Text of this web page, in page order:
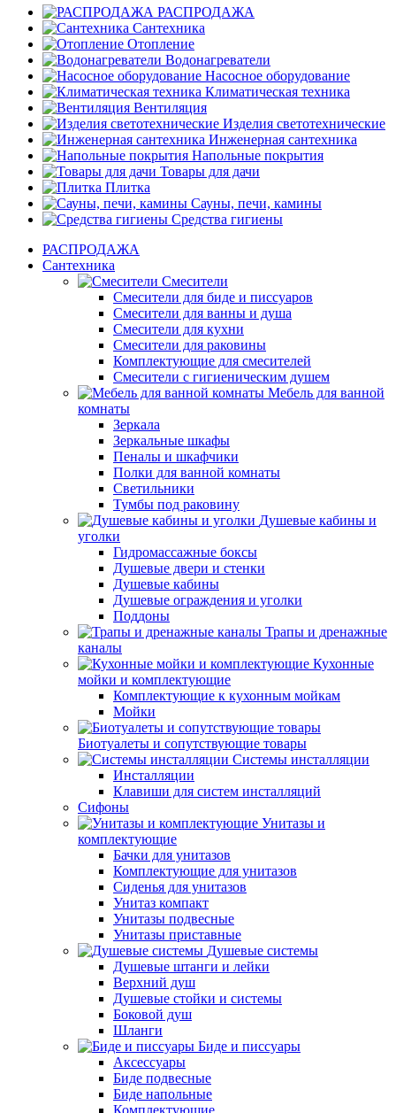
РАСПРОДАЖА
Сантехника
Отопление
Водонагреватели
Насосное оборудование
Климатическая техника
Вентиляция
Изделия светотехнические
Инженерная сантехника
Напольные покрытия
Товары для дачи
Плитка
Сауны, печи, камины
Средства гигиены
РАСПРОДАЖА
Сантехника
Смесители
Смесители для биде и писсуаров
Смесители для ванны и душа
Смесители для кухни
Смесители для раковины
Комплектующие для смесителей
Смесители с гигиеническим душем
Мебель для ванной
комнаты
Зеркала
Зеркальные шкафы
Пеналы и шкафчики
Полки для ванной комнаты
Светильники
Тумбы под раковину
Душевые кабины и
уголки
Гидромассажные боксы
Душевые двери и стенки
Душевые кабины
Душевые ограждения и уголки
Поддоны
Трапы и дренажные
каналы
Кухонные
мойки и комплектующие
Комплектующие к кухонным мойкам
Мойки
Биотуалеты и сопутствующие товары
Системы инсталляции
Инсталляции
Клавиши для систем инсталляций
Сифоны
Унитазы и
комплектующие
Бачки для унитазов
Комплектующие для унитазов
Сиденья для унитазов
Унитаз компакт
Унитазы подвесные
Унитазы приставные
Душевые системы
Душевые штанги и лейки
Верхний душ
Душевые стойки и системы
Боковой душ
Шланги
Биде и писсуары
Аксессуары
Биде подвесные
Биде напольные
Комплектующие